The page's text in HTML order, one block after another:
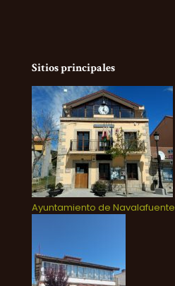
Sitios principales
Ayuntamiento de Navalafuente